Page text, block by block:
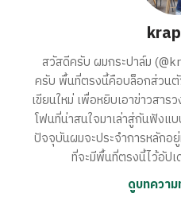
สวัสดีครับ ผมกระปาล์ม
ครับ พื้นที่ตรงนี้คือบล็อกส่วน
เขียนใหม่ เพื่อหยิบเอาข่าวสาร
โฟนที่น่าสนใจมาเล่าสู่กันฟังแ
ปัจจุบันผมจะประจำการหลัก
ที่จะมีพื้นที่ตรงนี้ไว้อัป
ดูบทควา